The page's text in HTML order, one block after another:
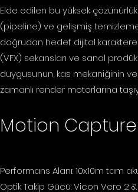
Elde edilen bu yüksek
(pipeline) ve gelişmiş temizleme
doğrudan hedef dijital karaktere
(VFX) sekansları ve sanal
duygusunun, kas mekaniğinin
zamanlı render motorlarına
Motion Capture
Performans Alanı: 10x10m tam
Optik Takip Gücü: Vicon Vero 2